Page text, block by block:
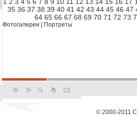
35 36 37 38 39 40 41 42 43 44 45 46 47
64 65 66 67 68 69 70 71 72 73
Фотогалереи Портреты
© 2000-2011